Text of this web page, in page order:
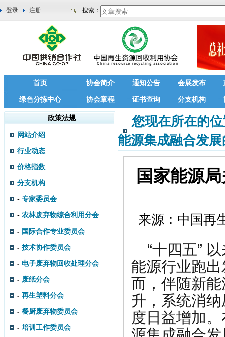
登录 注册 搜索：
首页 协会简介 通知公告 会展发布
绿色分拣中心 协会章程 证书查询 分支机构
政策法规
网站介绍
行业动态
价格指数
分支机构
- 专家委员会
- 农林废弃物综合利用分会
- 国际合作专业委员会
- 技术协作委员会
- 电子废弃物回收处理分会
- 废纸分会
- 再生塑料分会
- 餐厨废弃物委员会
-培训工作委员会
您现在所在的
能源集成融合发
国家能源
来源： 中国再
“十四五”
能源行业跑出
而，伴随新
升，系统消
度日益增加